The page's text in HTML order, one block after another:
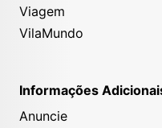
Viagem
VilaMundo
Informações
Anuncie